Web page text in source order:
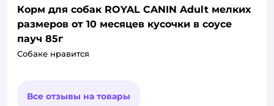
Корм для собак ROYAL CANIN Adult мелких
размеров от 10 месяцев кусочки в соусе
пауч 85г
Собаке нравится
Все отзывы на товары